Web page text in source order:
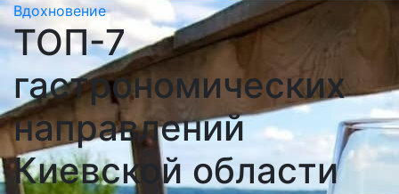
Вдохновение
ТОП-7
гастрономических
направлений
Киевской области